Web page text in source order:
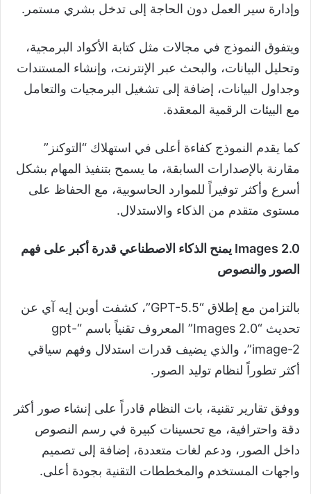
وإدارة سير العمل دون الحاجة إلى تدخل بشري مستمر.
ويتفوق النموذج في مجالات مثل كتابة الأكواد البرمجية،
وتحليل البيانات، والبحث عبر الإنترنت، وإنشاء المستندات
وجداول البيانات، إضافة إلى تشغيل البرمجيات والتعامل
مع البيئات الرقمية المعقدة.
كما يقدم النموذج كفاءة أعلى في استهلاك “التوكنز”
مقارنة بالإصدارات السابقة، ما يسمح بتنفيذ المهام بشكل
أسرع وأكثر توفيراً للموارد الحاسوبية، مع الحفاظ على
مستوى متقدم من الذكاء والاستدلال.
Images 2.0 يمنح الذكاء الاصطناعي قدرة أكبر على فهم
الصور والنصوص
بالتزامن مع إطلاق “GPT-5.5”، كشفت أوبن إيه آي عن
تحديث “Images 2.0” المعروف تقنياً باسم “gpt-
image-2”، والذي يضيف قدرات استدلال وفهم سياقي
أكثر تطوراً لنظام توليد الصور.
ووفق تقارير تقنية، بات النظام قادراً على إنشاء صور أكثر
دقة واحترافية، مع تحسينات كبيرة في رسم النصوص
داخل الصور، ودعم لغات متعددة، إضافة إلى تصميم
واجهات المستخدم والمخططات التقنية بجودة أعلى.